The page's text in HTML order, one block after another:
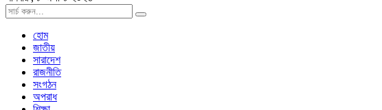
হোম
জাতীয়
সারাদেশ
রাজনীতি
সংগঠন
অপরাধ